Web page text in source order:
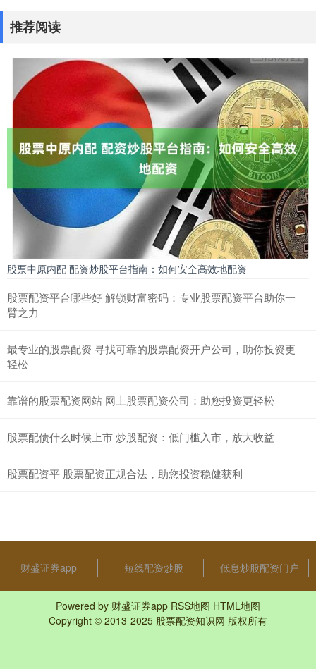
推荐阅读
股票中原内配 配资炒股平台指南：如何安全高效地配资
股票配资平台哪些好 解锁财富密码：专业股票配资平台助你一
臂之力
最专业的股票配资 寻找可靠的股票配资开户公司，助你投资更
轻松
靠谱的股票配资网站 网上股票配资公司：助您投资更轻松
股票配债什么时候上市 炒股配资：低门槛入市，放大收益
股票配资平 股票配资正规合法，助您投资稳健获利
财盛证券app 短线配资炒股 低息炒股配资门户
Powered by 财盛证券app RSS地图 HTML地图
Copyright © 2013-2025 股票配资知识网 版权所有